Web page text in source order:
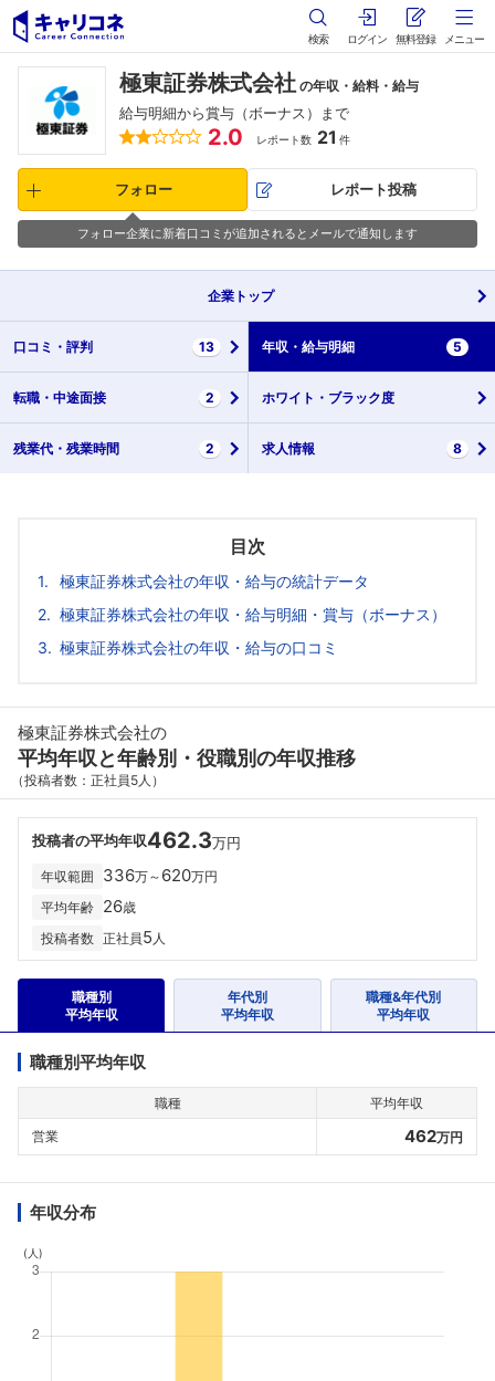
検索 ログイン 無料登録 メニュー
極東証券株式会社 の年収・給料・給与
給与明細から賞与（ボーナス）まで
2.0 レポート数 21 件
フォロー レポート投稿
フォロー企業に新着口コミが追加されるとメールで通知します
企業 トップ
口コミ・ 評判 13 年収・ 給与明細 5
転職・ 中途面接 2 ホワイト・ ブラック度
残業代・ 残業時間 2 求人情報 8
目次
極東証券株式会社の年収・給与の統計データ
極東証券株式会社の年収・給与明細・賞与（ボーナス）
極東証券株式会社の年収・給与の口コミ
極東証券株式会社の
平均年収と年齢別・役職別の年収推移
（投稿者数：正社員5人）
投稿者の平均年収462.3万円
年収範囲 336万～ 620万円
平均年齢 26歳
投稿者数 正社員5 人
職種別
平均年収
年代別
平均年収
職種&年代別
平均年収
職種別平均年収
職種
平均年収
営業
462万円
年収分布
(人)